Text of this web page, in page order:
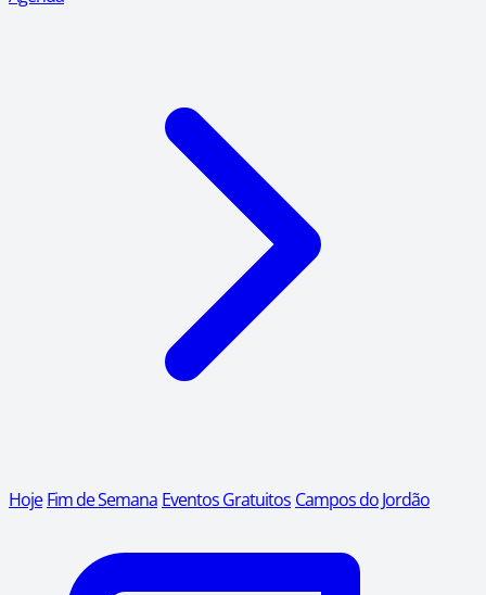
Hoje Fim de Semana Eventos Gratuitos Campos do Jordão